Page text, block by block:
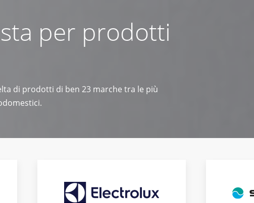
per prodotti
di prodotti di ben 23 marche tra le più